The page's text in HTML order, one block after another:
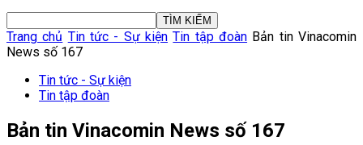
Trang chủ Tin tức - Sự kiện Tin tập đoàn Bản tin Vinacomin
News số 167
Tin tức - Sự kiện
Tin tập đoàn
Bản tin Vinacomin News số 167